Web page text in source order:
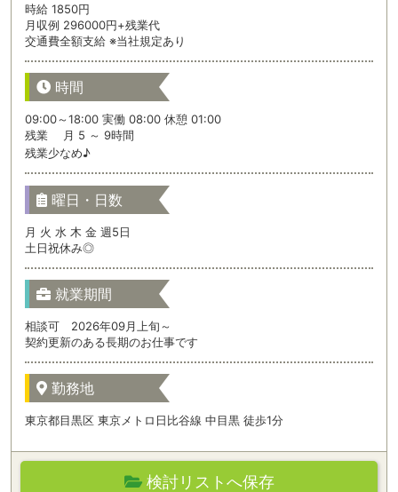
時給 1850円
月収例 296000円+残業代
交通費全額支給 ※当社規定あり
時間
09:00～18:00 実働 08:00 休憩 01:00
残業 月 5 ～ 9時間
残業少なめ♪
曜日・日数
月 火 水 木 金 週5日
土日祝休み◎
就業期間
相談可 2026年09月上旬～
契約更新のある長期のお仕事です
勤務地
東京都目黒区 東京メトロ日比谷線 中目黒 徒歩1分
検討リストへ保存